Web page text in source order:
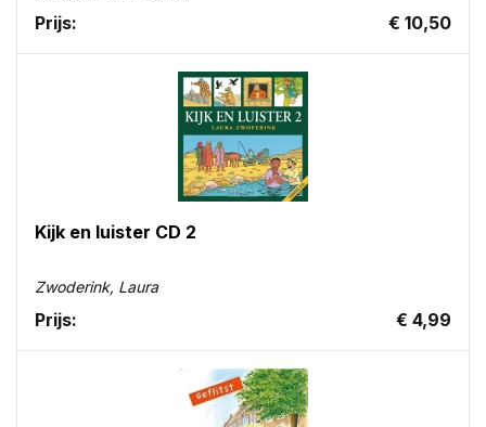
Prijs: € 10,50
Kijk en luister CD 2
Zwoderink, Laura
Prijs: € 4,99